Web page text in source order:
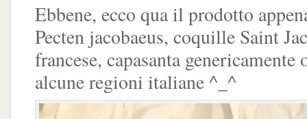
Ebbene, ecco qua il prodotto
Pecten jacobaeus, coquille Saint
francese, capasanta
alcune regioni italiane ^_^